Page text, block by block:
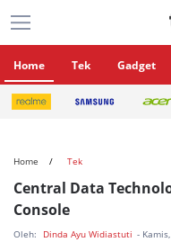
Home Tek Gadget
Home Tek
Central Data
Console
Oleh: Dinda Ayu Widiastuti -